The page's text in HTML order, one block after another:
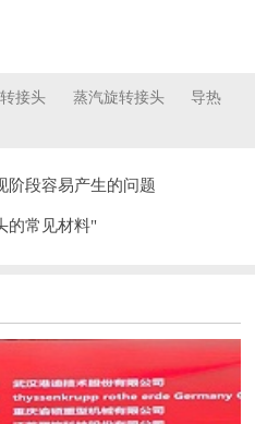
接头 蒸汽旋转接头
导热
阶段容易产生的问题
的常见材料"